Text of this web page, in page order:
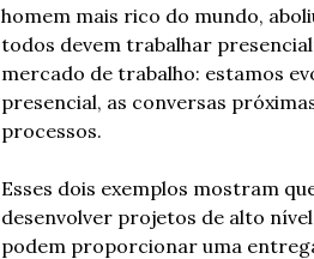
homem mais rico do mundo,
todos devem trabalhar
mercado de trabalho: estamos
presencial, as conversas
processos.
Esses dois exemplos mostram
desenvolver projetos de alto
podem proporcionar uma